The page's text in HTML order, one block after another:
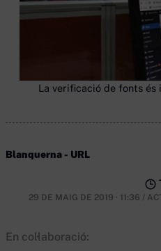
La verificació de fonts
Blanquerna - URL
29 DE MAIG DE 2019 · 11:36 /
En col·laboració: